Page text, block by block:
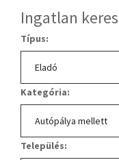
Ingatlan
Típus:
Kategória:
Település: